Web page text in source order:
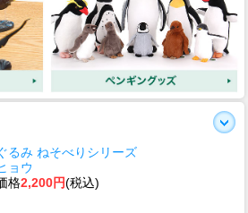
るみ ねそべりシリーズ
ョウ
格2,200円(税込)